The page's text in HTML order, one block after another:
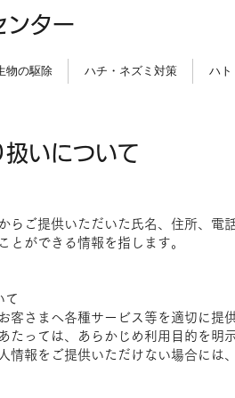
ンター
物の駆除 ハチ・ネズミ対策 ハト
いについて
らご提供いただいた氏名、住所、電
とができる情報を指します。
て
客さまへ各種サービス等を適切に提
たっては、あらかじめ利用目的を明
情報をご提供いただけない場合に